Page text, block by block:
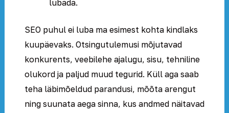
lubada.
SEO puhul ei luba ma esimest kohta kindlaks
kuupäevaks. Otsingutulemusi mõjutavad
konkurents, veebilehe ajalugu, sisu, tehniline
olukord ja paljud muud tegurid. Küll aga saab
teha läbimõeldud parandusi, mõõta arengut
ning suunata aega sinna, kus andmed näitavad